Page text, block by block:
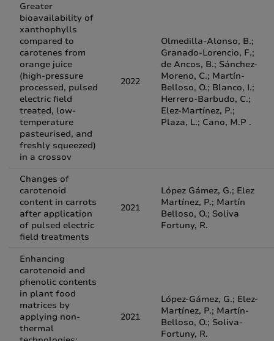
Greater
bioavailability of
xanthophylls
compared to
carotenes from
orange juice
(high-pressure
processed, pulsed
electric field
treated, low-
temperature
pasteurised, and
freshly squeezed)
in a crossov
2022
Olmedilla-Alonso, B.;
Granado-Lorencio, F.;
de Ancos, B.; Sánchez-
Moreno, C.; Martín-
Belloso, O.; Blanco, I.;
Herrero-Barbudo, C.;
Elez-Martínez, P.;
Plaza, L.; Cano, M.P .
Changes of
carotenoid
content in carrots
after application
of pulsed electric
field treatments
2021
López Gámez, G.; Elez
Martínez, P.; Martín
Belloso, O.; Soliva
Fortuny, R.
Enhancing
carotenoid and
phenolic contents
in plant food
matrices by
applying non-
thermal
2021
López-Gámez, G.; Elez-
Martínez, P.; Martín-
Belloso, O.; Soliva-
Fortuny, R.